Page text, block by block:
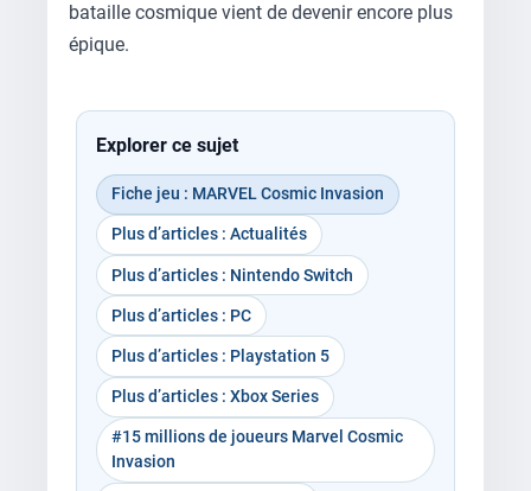
bataille cosmique vient de devenir encore plus
épique.
Explorer ce sujet
Fiche jeu : MARVEL Cosmic Invasion
Plus d’articles : Actualités
Plus d’articles : Nintendo Switch
Plus d’articles : PC
Plus d’articles : Playstation 5
Plus d’articles : Xbox Series
#15 millions de joueurs Marvel Cosmic
Invasion